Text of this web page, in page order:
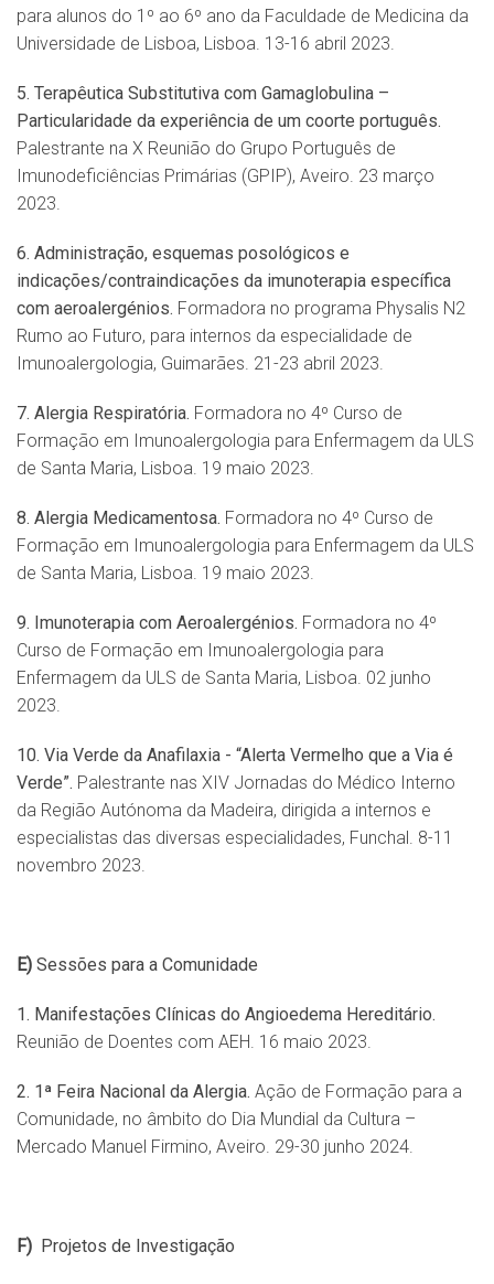
para alunos do 1º ao 6º ano da Faculdade de Medicina da
Universidade de Lisboa, Lisboa. 13-16 abril 2023.
5. Terapêutica Substitutiva com Gamaglobulina –
Particularidade da experiência de um coorte português.
Palestrante na X Reunião do Grupo Português de
Imunodeficiências Primárias (GPIP), Aveiro. 23 março
2023.
6. Administração, esquemas posológicos e
indicações/contraindicações da imunoterapia específica
com aeroalergénios. Formadora no programa Physalis N2
Rumo ao Futuro, para internos da especialidade de
Imunoalergologia, Guimarães. 21-23 abril 2023.
7. Alergia Respiratória. Formadora no 4º Curso de
Formação em Imunoalergologia para Enfermagem da ULS
de Santa Maria, Lisboa. 19 maio 2023.
8. Alergia Medicamentosa. Formadora no 4º Curso de
Formação em Imunoalergologia para Enfermagem da ULS
de Santa Maria, Lisboa. 19 maio 2023.
9. Imunoterapia com Aeroalergénios. Formadora no 4º
Curso de Formação em Imunoalergologia para
Enfermagem da ULS de Santa Maria, Lisboa. 02 junho
2023.
10. Via Verde da Anafilaxia - “Alerta Vermelho que a Via é
Verde”. Palestrante nas XIV Jornadas do Médico Interno
da Região Autónoma da Madeira, dirigida a internos e
especialistas das diversas especialidades, Funchal. 8-11
novembro 2023.
E) Sessões para a Comunidade
1. Manifestações Clínicas do Angioedema Hereditário.
Reunião de Doentes com AEH. 16 maio 2023.
2. 1ª Feira Nacional da Alergia. Ação de Formação para a
Comunidade, no âmbito do Dia Mundial da Cultura –
Mercado Manuel Firmino, Aveiro. 29-30 junho 2024.
F) Projetos de Investigação